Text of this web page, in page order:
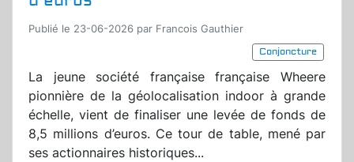
Publié le 23-06-2026 par Francois Gauthier
Conjoncture
La jeune société française française Wheere
pionnière de la géolocalisation indoor à grande
échelle, vient de finaliser une levée de fonds de
8,5 millions d’euros. Ce tour de table, mené par
ses actionnaires historiques...